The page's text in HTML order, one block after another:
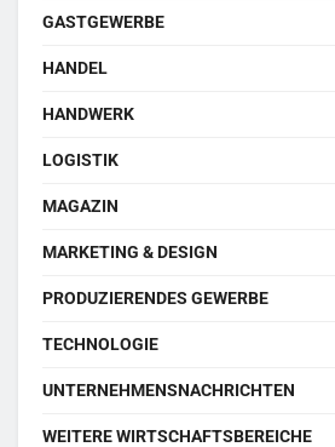
GASTGEWERBE
HANDEL
HANDWERK
LOGISTIK
MAGAZIN
MARKETING & DESIGN
PRODUZIERENDES GEWERBE
TECHNOLOGIE
UNTERNEHMENSNACHRICHTEN
WEITERE WIRTSCHAFTSBEREICHE